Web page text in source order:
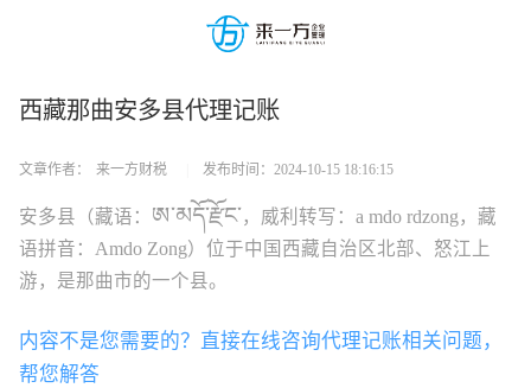
西藏那曲安多县代理记账
文章作者： 来一方财税 发布时间：2024-10-15 18:16:15
安多县（藏语： ཨ་མདོ་རྫོང་ ，威利转写： a mdo rdzong ，藏
语拼音： Amdo Zong）位于中国西藏自治区北部、怒江上
游，是那曲市的一个县。
内容不是您需要的？直接在线咨询代理记账相关问题，
帮您解答